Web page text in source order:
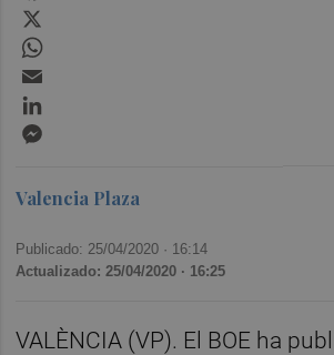
Valencia Plaza
Publicado: 25/04/2020 · 16:14
Actualizado: 25/04/2020 · 16:25
VALÈNCIA (VP). El BOE ha